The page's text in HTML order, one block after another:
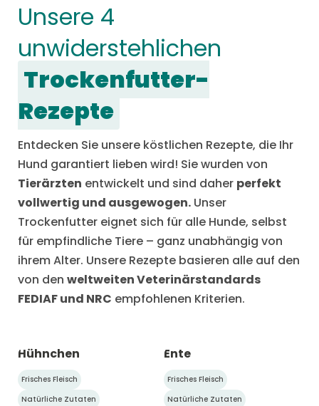
Unsere 4
unwiderstehlichen
Trockenfutter-
Rezepte
Entdecken Sie unsere köstlichen Rezepte, die Ihr
Hund garantiert lieben wird! Sie wurden von
Tierärzten entwickelt und sind daher perfekt
vollwertig und ausgewogen. Unser
Trockenfutter eignet sich für alle Hunde, selbst
für empfindliche Tiere – ganz unabhängig von
ihrem Alter. Unsere Rezepte basieren alle auf den
von den weltweiten Veterinärstandards
FEDIAF und NRC empfohlenen Kriterien.
Hühnchen
Frisches Fleisch
Natürliche Zutaten
Ente
Frisches Fleisch
Natürliche Zutaten